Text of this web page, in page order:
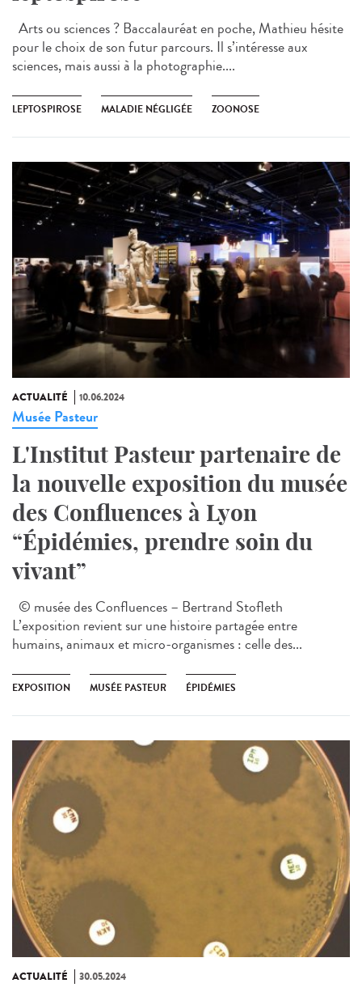
Arts ou sciences ? Baccalauréat en poche, Mathieu hésite
pour le choix de son futur parcours. Il s’intéresse aux
sciences, mais aussi à la photographie....
LEPTOSPIROSE MALADIE NÉGLIGÉE ZOONOSE
ACTUALITÉ 10.06.2024
Musée Pasteur
L'Institut Pasteur partenaire de
la nouvelle exposition du musée
des Confluences à Lyon
“Épidémies, prendre soin du
vivant”
© musée des Confluences – Bertrand Stofleth
L’exposition revient sur une histoire partagée entre
humains, animaux et micro-organismes : celle des...
EXPOSITION MUSÉE PASTEUR ÉPIDÉMIES
ACTUALITÉ 30.05.2024